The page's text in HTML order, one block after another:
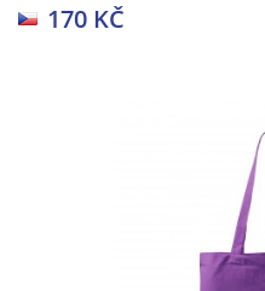
170 KČ